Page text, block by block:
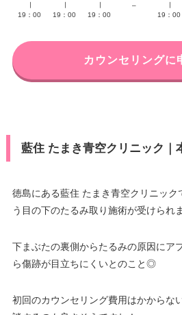
19：00
19：00
19：00
–
19：00
カウンセリングに
藍住 たまき青空クリニック｜
徳島にある藍住 たまき青空クリニッ
う目の下のたるみ取り施術が受けられま
下まぶたの裏側からたるみの原因にア
ら傷跡が目立ちにくいとのこと◎
初回のカウンセリング費用はかからな